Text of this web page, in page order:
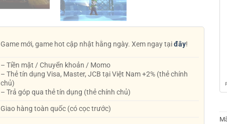
Game mới, game hot cập nhật hằng ngày. Xem ngay tạiđây!
– Tiền mặt / Chuyển khoản / Momo
– Thẻ tín dụng Visa, Master, JCB tại Việt Nam +2% (thẻ chính
chủ)
– Trả góp qua thẻ tín dụng (thẻ chính chủ)
Giao hàng toàn quốc (có cọc trước)